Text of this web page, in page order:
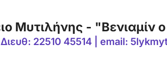
Μυτιλήνης - "Βενιαμίν
22510 45514 | email: